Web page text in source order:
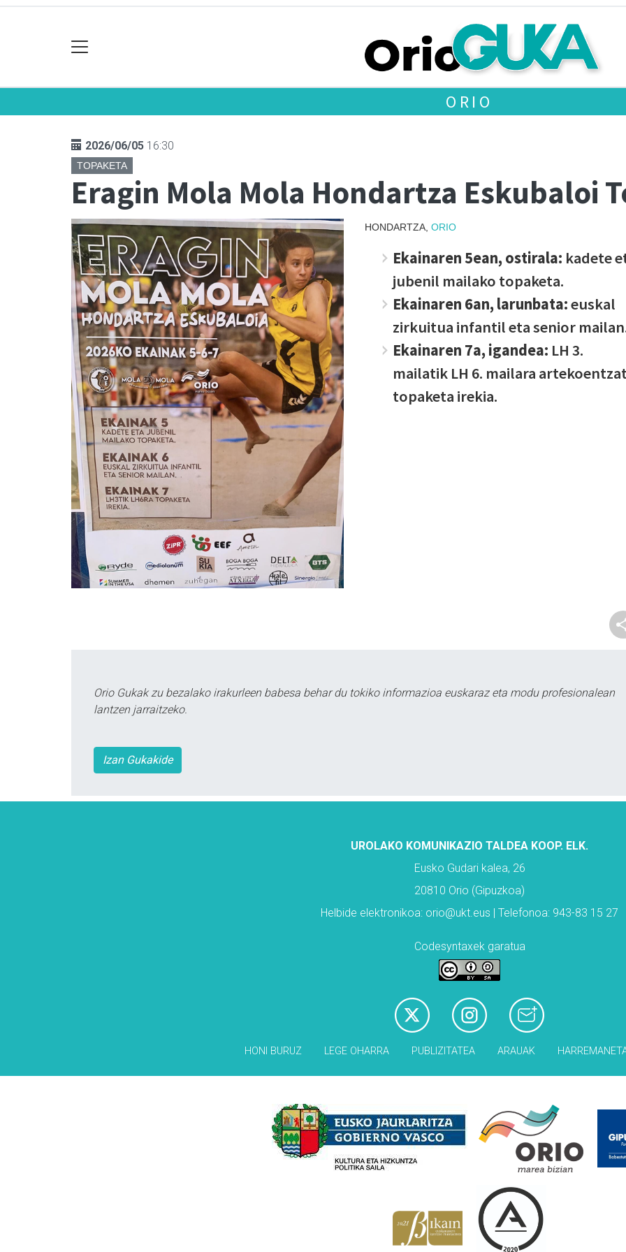
ORIO
2026/06/05 16:30
TOPAKETA
Eragin Mola Mola Hondartza Eskubaloi
HONDARTZA, ORIO
Ekainaren 5ean, ostirala: kadete
jubenil mailako topaketa.
Ekainaren 6an, larunbata:euskal
zirkuitua infantil eta senior
Ekainaren 7a, igandea: LH 3.
mailatik LH 6. mailara
topaketa irekia.
Orio Gukak zu bezalako irakurleen babesa behar du tokiko informazioa euskaraz eta modu profesionalean
lantzen jarraitzeko.
Izan Gukakide
UROLAKO KOMUNIKAZIO TALDEA KOOP. ELK.
Eusko Gudari kalea, 26
20810 Orio (Gipuzkoa)
Helbide elektronikoa: orio@ukt.eus | Telefonoa: 943-83 15 27
Codesyntaxek garatua
HONI BURUZ LEGE OHARRA PUBLIZITATEA ARAUAK